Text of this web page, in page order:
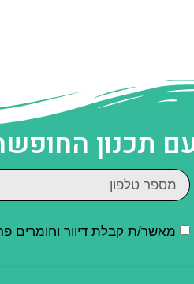
תכנון
מאשר/ת קבלת דיוור וחומרים